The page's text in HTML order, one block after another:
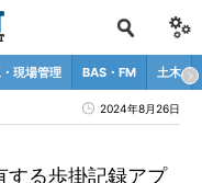
現場管理 BAS・FM 土木
2024年8月26日
する歩掛記録アプ